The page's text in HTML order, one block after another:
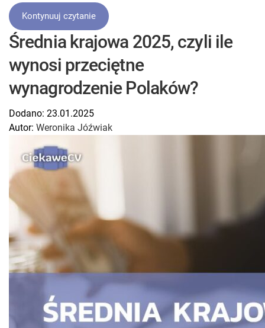
Kontynuuj czytanie
Średnia krajowa 2025, czyli ile
wynosi przeciętne
wynagrodzenie Polaków?
Dodano: 23.01.2025
Autor: Weronika Jóźwiak